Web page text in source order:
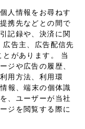
人情報をお尋ねす
携先などとの間で
記録や、決済に関
告主、広告配信先
があります。 当
ジや広告の履歴、
用方法、利用環
報、端末の個体識
、ユーザーが当社
ジを閲覧する際に